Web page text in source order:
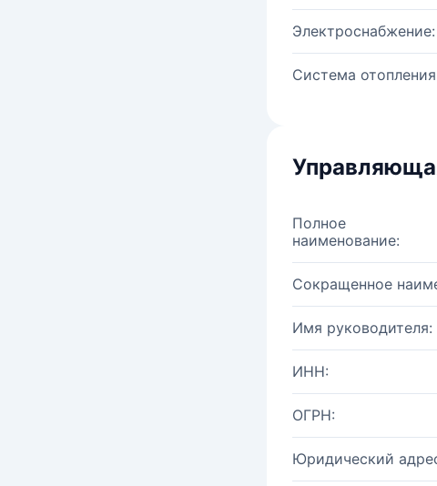
Электроснабжение:
Система
Полное
наименование:
Сокращенное
Имя руководителя:
ИНН:
ОГРН:
Юридический